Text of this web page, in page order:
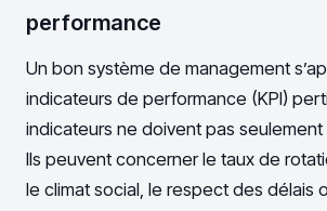
performance
Un bon système de management
indicateurs de performance (KPI)
indicateurs ne doivent pas
Ils peuvent concerner le taux de
le climat social, le respect des délais